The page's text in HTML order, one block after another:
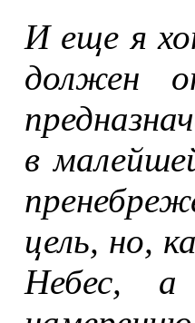
И еще я
должен
в
цель, но,
Небес, а